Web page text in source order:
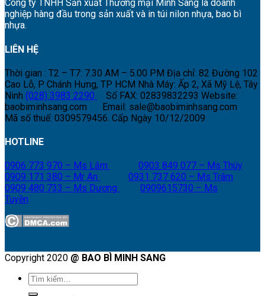
Công ty TNHH Sản xuất Thương mại Minh Sang là doanh
nghiệp hàng đầu trong sản xuất và in túi nilon nhựa, bao bì
nhựa.
LIÊN HỆ
Thời gian : T2 – T7: 7.30 AM – 5.00 PM Địa chỉ: 82 Đường 102
Cao Lỗ, P Chánh Hưng, TP HCM Nhà Máy: Ấp 2, Xã Mỹ Lệ, Tây
Ninh (028) 3983 2290 Số FAX: 02839832293 Website:
baobiminhsang.com
Email: sale@baobiminhsang.com
Mã số thuế: 0309579456. Cấp Ngày 10/12/2009
HOTLINE
0906 773 970 – Ms Lắm
0903 849 077 – Ms Thúy
0909 171 380 – Mr An
0931 737 620 – Ms Trâm
0909 480 733 – Ms Dương
0909615730 – Ms
Tuyền
Copyright 2020 @ BAO BÌ MINH SANG
Tìm